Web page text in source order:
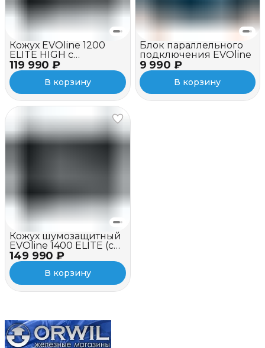
119 990 ₽
Кожух EVOline 1200
ELITE HIGH c
вентилятором
В корзину
9 990 ₽
Блок параллельного
подключения EVOline
В корзину
149 990 ₽
Кожух шумозащитный
EVOline 1400 ELITE (c
вентилятором)
В корзину